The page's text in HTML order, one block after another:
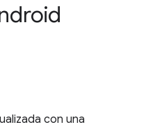
con una